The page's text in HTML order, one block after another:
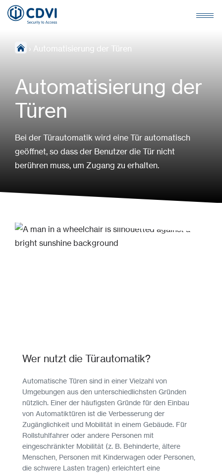
› Automatisierung der Türen
Automatisierung der
Türen
Bei der Türautomatik wird eine Tür automatisch
geöffnet, so dass der Benutzer die Tür nicht
berühren muss, um Zugang zu erhalten.
Wer nutzt die Türautomatik?
Automatische Türen sind in einer Vielzahl von
Umgebungen aus den unterschiedlichsten Gründen
nützlich. Einer der häufigsten Gründe für den Einbau
von Automatiktüren ist die Verbesserung der
Zugänglichkeit und Mobilität in einem Gebäude. Für
Rollstuhlfahrer oder andere Personen mit
eingeschränkter Mobilität (z. B. Behinderte, ältere
Menschen, Personen mit Kinderwagen oder Personen,
die schwere Lasten tragen) erleichtert eine